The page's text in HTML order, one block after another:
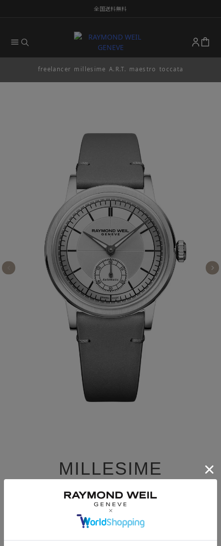
全国送料無料
freelancer millesime A.R.T. maestro toccata
MILLESIME
ミレジム
自動巻き、35mm、シルバーダイアル、レザーストラップ、スモ